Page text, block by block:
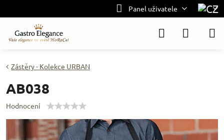
Panel uživatele
Zástěry - Kolekce URBAN
AB038
Hodnocení